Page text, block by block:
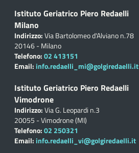
Istituto Geriatrico Piero Redaelli
Milano
Indirizzo:Via Bartolomeo d'Alviano n.78
20146 - Milano
Telefono:02 413151
Email: info.redaelli_mi@golgiredaelli.it
Istituto Geriatrico Piero Redaelli
Vimodrone
Indirizzo:Via G. Leopardi n.3
20055 - Vimodrone (MI)
Telefono:02 250321
Email: info.redaelli_vi@golgiredaelli.it